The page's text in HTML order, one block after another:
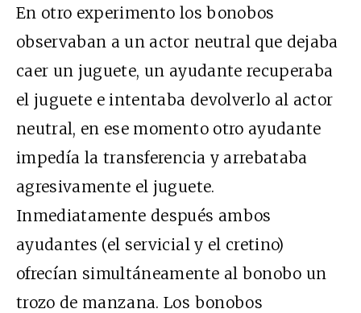
En otro experimento los bonobos
observaban a un actor neutral que dejaba
caer un juguete, un ayudante recuperaba
el juguete e intentaba devolverlo al actor
neutral, en ese momento otro ayudante
impedía la transferencia y arrebataba
agresivamente el juguete.
Inmediatamente después ambos
ayudantes (el servicial y el cretino)
ofrecían simultáneamente al bonobo un
trozo de manzana. Los bonobos